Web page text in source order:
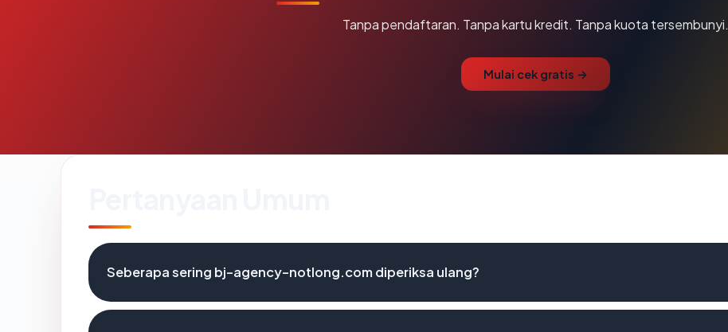
Tanpa pendaftaran. Tanpa kartu kredit. Tanpa kuota tersembunyi.
Mulai cek gratis →
Seberapa sering bj-agency-notlong.com diperiksa ulang?